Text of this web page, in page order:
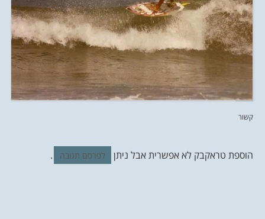
קשור
הוספת טראקבק לא אפשרית אבל ניתן לפרסם תגובה .